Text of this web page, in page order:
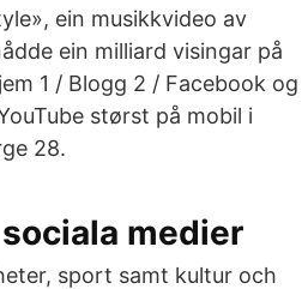
ein musikkvideo av
ein milliard visingar på
1 / Blogg 2 / Facebook og
størst på mobil i
28.
medier
sport samt kultur och